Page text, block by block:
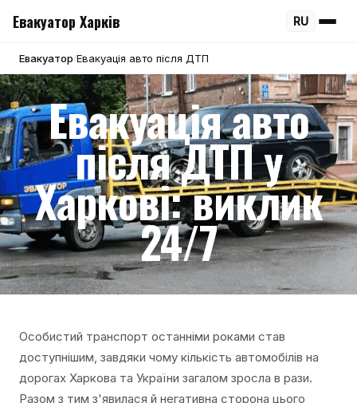
Евакуатор Харків RU
Евакуатор/Евакуація авто після ДТП
Евакуація авто
після ДТП у
Харкові: виклик
24/7
Особистий транспорт останніми роками став
доступнішим, завдяки чому кількість автомобілів на
дорогах Харкова та України загалом зросла в рази.
Разом з тим з'явилася й негативна сторона цього